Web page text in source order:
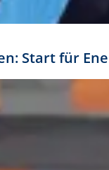
Start für